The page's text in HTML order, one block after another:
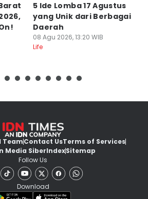
5 Ide Lomba 17 Agustus
yang Unik dari Berbagai
Daerah
08 Agu 2026, 13:20 WIB
Life
TeamContact UsTerms of Services
Media SiberIndexSitemap
Follow Us
Download